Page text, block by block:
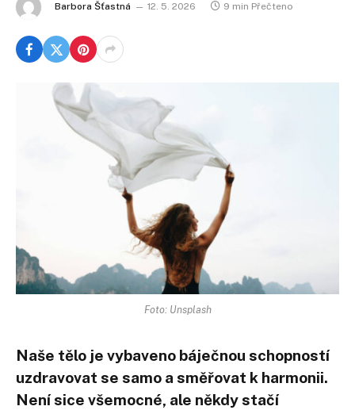
Barbora Šťastná 12. 5. 2026 9 min Přečteno
Foto: Unsplash
Naše tělo je vybaveno báječnou schopností
uzdravovat se samo a směřovat k harmonii.
Není sice všemocné, ale někdy stačí